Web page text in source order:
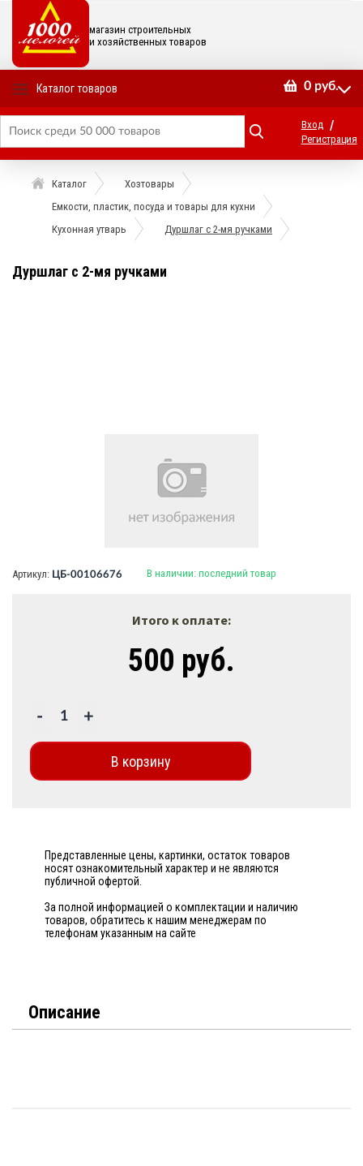
магазин строительных
и хозяйственных товаров
Каталог товаров 0 руб.
Вход /
Регистрация
Каталог
Хозтовары
Емкости, пластик, посуда и товары для кухни
Кухонная утварь
Дуршлаг с 2-мя ручками
Дуршлаг с 2-мя ручками
Артикул: ЦБ-00106676 В наличии: последний товар
Представленные цены, картинки, остаток товаров
носят ознакомительный характер и не являются
публичной офертой.
За полной информацией о комплектации и наличию
товаров, обратитесь к нашим менеджерам по
телефонам указанным на сайте
Итого к оплате:
500 руб.
+
-
В корзину
Описание